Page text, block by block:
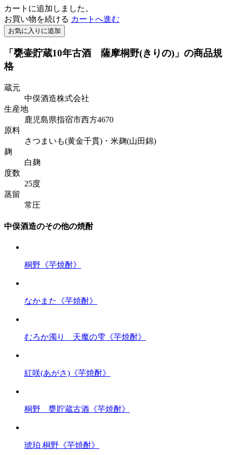
カートに追加しました。
お買い物を続ける カートへ進む
お気に入りに追加
「甕壷貯蔵10年古酒 薩摩桐野(きりの)」の商品規
格
蔵元
中俣酒造株式会社
生産地
鹿児島県指宿市西方4670
原料
さつまいも(黄金千貫)・米麹(山田錦)
麹
白麹
度数
25度
蒸留
常圧
中俣酒造のその他の焼酎
桐野《芋焼酎》
なかまた《芋焼酎》
むろか濁り 天魔の雫《芋焼酎》
紅咲(あがさ)《芋焼酎》
桐野 甕貯蔵古酒《芋焼酎》
琥珀 桐野《芋焼酎》